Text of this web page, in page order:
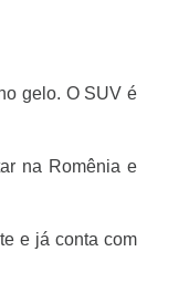
gelo. O SUV é
na Romênia e
e já conta com